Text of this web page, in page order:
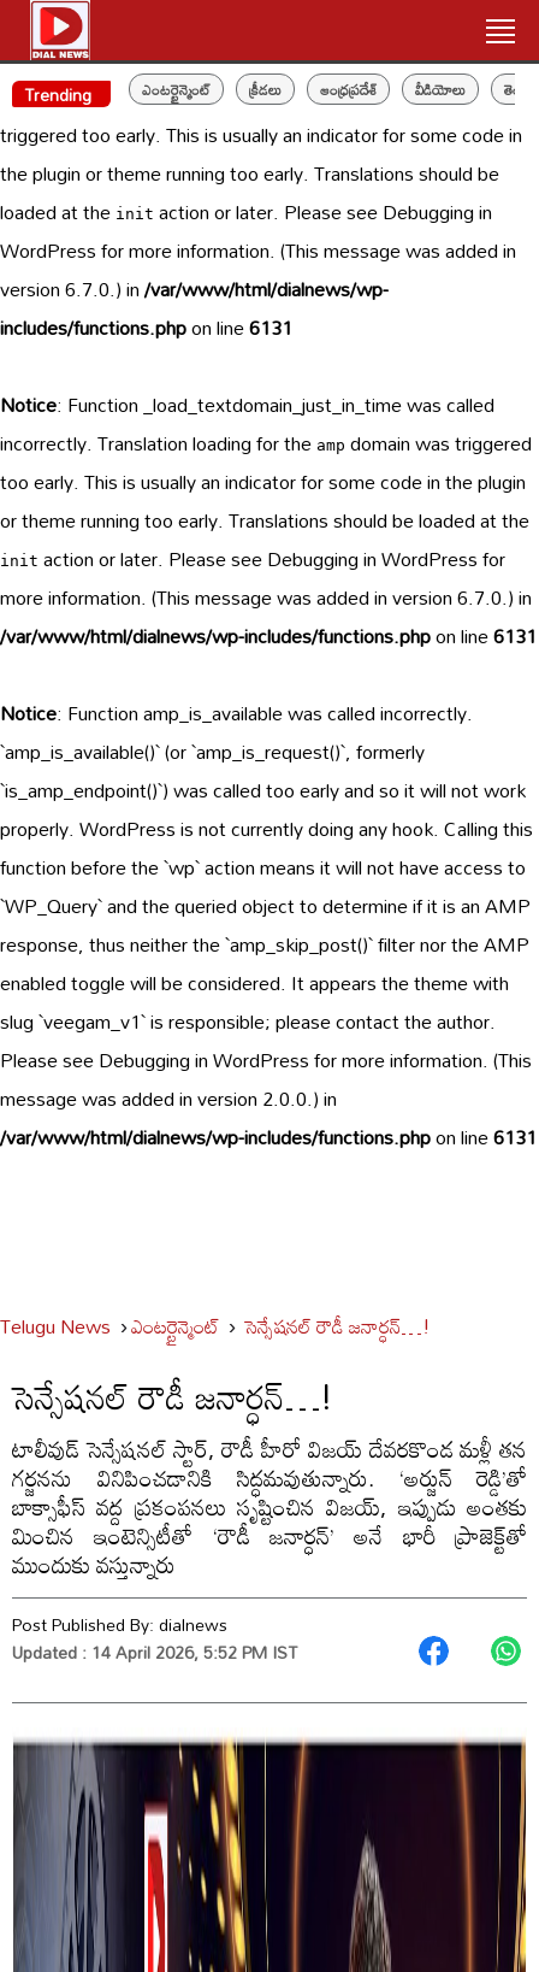
Notice: Function _load_textdomain_just_in_time was called
incorrectly. Translation loading for theweb-storiesdomain was
triggered too early. This is usually an indicator for some code in
the plugin or theme running too early. Translations should be
loaded at the init action or later. Please seeDebugging in
WordPressfor more information. (This message was added in
version 6.7.0.) in/var/www/html/dialnews/wp-
includes/functions.phpon line6131
Notice: Function _load_textdomain_just_in_time was called
incorrectly. Translation loading for the amp domain was triggered
too early. This is usually an indicator for some code in the plugin
or theme running too early. Translations should be loaded at the
init action or later. Please seeDebugging in WordPressfor
more information. (This message was added in version 6.7.0.) in
/var/www/html/dialnews/wp-includes/functions.phpon line6131
Notice: Function amp_is_available was calledincorrectly.
`amp_is_available()` (or `amp_is_request()`, formerly
`is_amp_endpoint()`) was called too early and so it will not work
properly. WordPress is not currently doing any hook. Calling this
function before the `wp` action means it will not have access to
`WP_Query` and the queried object to determine if it is an AMP
response, thus neither the `amp_skip_post()` filter nor the AMP
enabled toggle will be considered. It appears the theme with
slug `veegam_v1` is responsible; please contact the author.
Please seeDebugging in WordPressfor more information. (This
message was added in version 2.0.0.) in
/var/www/html/dialnews/wp-includes/functions.phpon line6131
Trending ఎంటర్టైన్మెంట్ క్రీడలు ఆంధ్రప్రదేశ్ వీడియోలు
Telugu News ఎంటర్టైన్మెంట్ సెన్సేషనల్ రౌడీ జనార్ధన్…!
సెన్సేషనల్ రౌడీ జనార్ధన్…!
టాలీవుడ్ సెన్సేషనల్ స్టార్, రౌడీ హీరో విజయ్ దేవరకొండ మళ్లీ తన
గర్జనను వినిపించడానికి సిద్ధమవుతున్నారు. ‘అర్జున్ రెడ్డి’తో
బాక్సాఫీస్ వద్ద ప్రకంపనలు సృష్టించిన విజయ్, ఇప్పుడు అంతకు
మించిన ఇంటెన్సిటీతో ‘రౌడీ జనార్ధన్’ అనే భారీ ప్రాజెక్ట్‌తో
ముందుకు వస్తున్నారు
Post Published By:dialnews
Updated : 14 April 2026, 5:52 PM IST